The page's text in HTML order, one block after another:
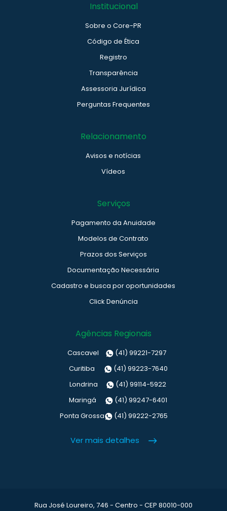
Institucional
Sobre o Core-PR
Código de Ética
Registro
Transparência
Assessoria Jurídica
Perguntas Frequentes
Relacionamento
Avisos e notícias
Vídeos
Serviços
Pagamento da Anuidade
Modelos de Contrato
Prazos dos Serviços
Documentação Necessária
Cadastro e busca por oportunidades
Click Denúncia
Agências Regionais
Cascavel
(41) 99221-7297
Curitiba
(41) 99223-7640
Londrina
(41) 99114-5922
Maringá
(41) 99247-6401
Ponta Grossa
(41) 99222-2765
Ver mais detalhes
Rua José Loureiro, 746 - Centro - CEP 80010-000